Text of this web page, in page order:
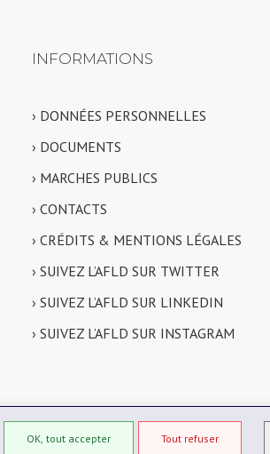
OK, tout accepter Tout refuser
INFORMATIONS
› DONNÉES PERSONNELLES
› DOCUMENTS
› MARCHES PUBLICS
› CONTACTS
› CRÉDITS & MENTIONS LÉGALES
› SUIVEZ L’AFLD SUR TWITTER
› SUIVEZ L’AFLD SUR LINKEDIN
› SUIVEZ L’AFLD SUR INSTAGRAM